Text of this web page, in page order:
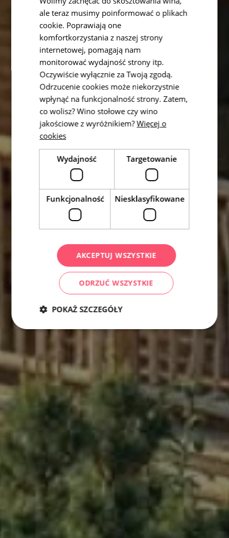
ale teraz musimy poinformować o plikach
cookie. Poprawiają one
komfortkorzystania z naszej strony
internetowej, pomagają nam
monitorować wydajność strony itp.
Oczywiście wyłącznie za Twoją zgodą.
Odrzucenie cookies może niekorzystnie
wpłynąć na funkcjonalność strony. Zatem,
co wolisz? Wino stołowe czy wino
jakościowe z wyróżnikiem?Więcej o
cookies
Wydajność Targetowanie
Funkcjonalność Niesklasyfikowane
AKCEPTUJ WSZYSTKIE
ODRZUĆ WSZYSTKIE
POKAŻ SZCZEGÓŁY